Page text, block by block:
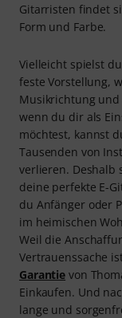
Gitarristen findet
Form und Farbe.
Vielleicht spielst
feste Vorstellung,
Musikrichtung
wenn du dir als
möchtest, kannst
Tausenden von
verlieren. Deshalb
deine perfekte E-
du Anfänger oder
im heimischen
Weil die
Vertrauenssache
Garantie von
Einkaufen. Und
lange und